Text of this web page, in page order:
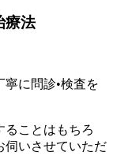
療法
に問診•検査を
ることはもちろ
伺いさせていただ